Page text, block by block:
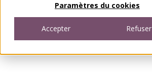
Paramètres du cookies
Accepter Refuser